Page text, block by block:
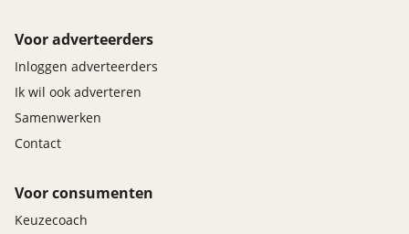
Voor adverteerders
Inloggen adverteerders
Ik wil ook adverteren
Samenwerken
Contact
Voor consumenten
Keuzecoach